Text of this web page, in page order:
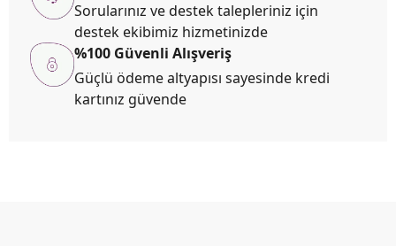
Sorularınız ve destek talepleriniz için
destek ekibimiz hizmetinizde
%100 Güvenli Alışveriş
Güçlü ödeme altyapısı sayesinde kredi
kartınız güvende